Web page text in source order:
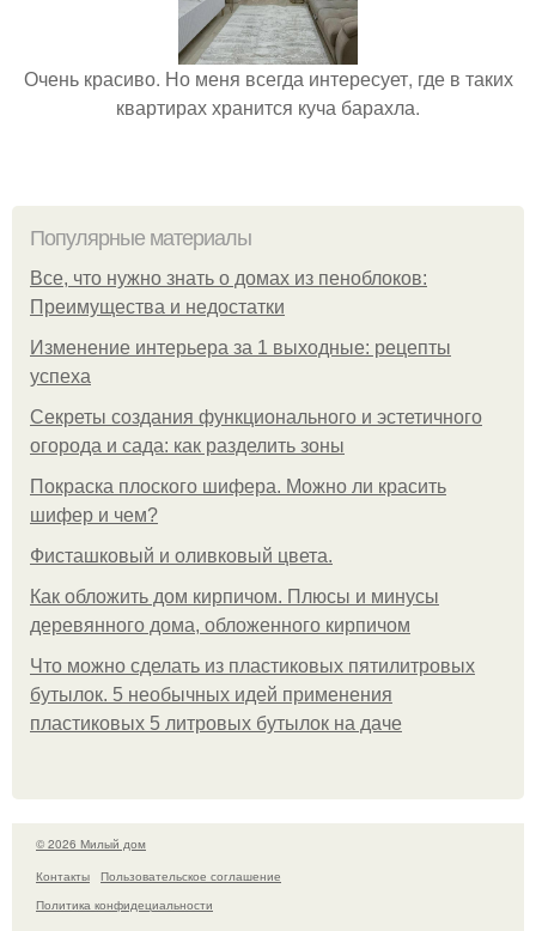
Очень красиво. Но меня всегда интересует, где в таких
квартирах хранится куча барахла.
Популярные материалы
Все, что нужно знать о домах из пеноблоков:
Преимущества и недостатки
Изменение интерьера за 1 выходные: рецепты
успеха
Секреты создания функционального и эстетичного
огорода и сада: как разделить зоны
Покраска плоского шифера. Можно ли красить
шифер и чем?
Фисташковый и оливковый цвета.
Как обложить дом кирпичом. Плюсы и минусы
деревянного дома, обложенного кирпичом
Что можно сделать из пластиковых пятилитровых
бутылок. 5 необычных идей применения
пластиковых 5 литровых бутылок на даче
© 2026 Милый дом
Контакты
Пользовательское соглашение
Политика конфидециальности